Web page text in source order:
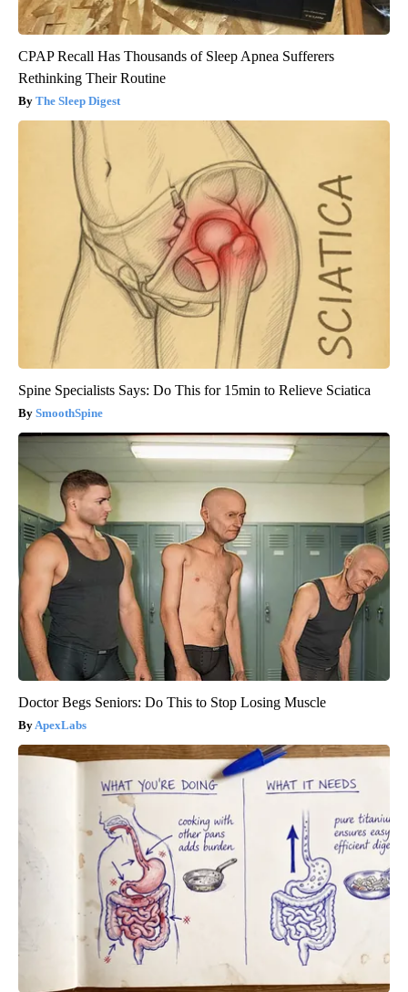
CPAP Recall Has Thousands of Sleep Apnea Sufferers
Rethinking Their Routine
The Sleep Digest
Spine Specialists Says: Do This for 15min to Relieve Sciatica
SmoothSpine
Doctor Begs Seniors: Do This to Stop Losing Muscle
ApexLabs